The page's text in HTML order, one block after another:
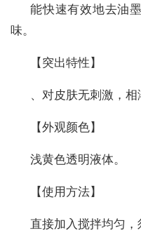
能快速有效地去油
味。
【突出特性】
、对皮肤无刺激，相
【外观颜色】
浅黄色透明液体。
【使用方法】
直接加入搅拌均匀，